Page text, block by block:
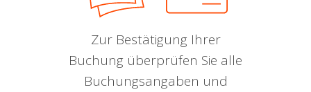
Zur Bestätigung Ihrer
Buchung überprüfen Sie alle
Buchungsangaben und